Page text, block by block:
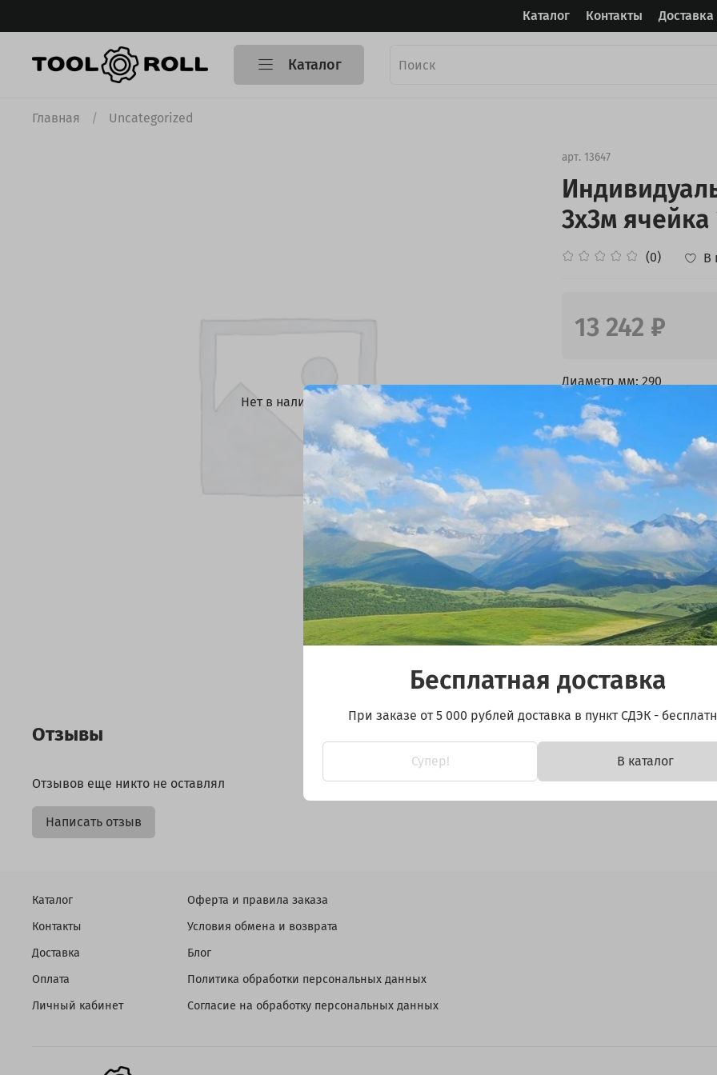
Каталог Контакты Доставка
Каталог
Главная Uncategorized
Нет в наличии
арт. 13647
3х3м ячейка
(0) В
13 242 ₽
Диаметр мм: 290
Высота мм: 210
Цвет: Черный
Отзывы
Отзывов еще никто не оставлял
Написать отзыв
Каталог
Контакты
Доставка
Оплата
Личный кабинет
Оферта и правила заказа
Условия обмена и возврата
Блог
Политика обработки персональных данных
Согласие на обработку персональных данных
Бесплатная доставка
При заказе от 5 000 рублей доставка в пункт СДЭК -
Супер! В каталог